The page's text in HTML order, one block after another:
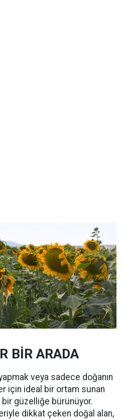
BİR ARADA
veya sadece doğanın
için ideal bir ortam sunan
güzelliğe bürünüyor.
dikkat çeken doğal alan,